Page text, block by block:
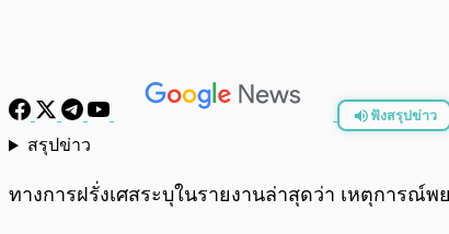
ฟังสรุปข่าว
สรุปข่าว
ทางการฝรั่งเศสระบุในรายงานล่าสุดว่า เหตุการณ์